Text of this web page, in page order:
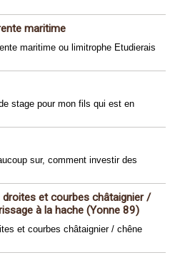
maritime
maritime ou limitrophe Etudierais
stage pour mon fils qui est en
sur, comment investir des
et courbes châtaignier /
à la hache (Yonne 89)
et courbes châtaignier / chêne